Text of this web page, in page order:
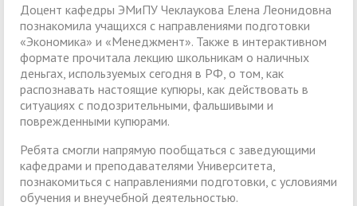
Доцент кафедры ЭМиПУ Чеклаукова Елена Леонидовна
познакомила учащихся с направлениями подготовки
«Экономика» и «Менеджмент». Также в интерактивном
формате прочитала лекцию школьникам о наличных
деньгах, используемых сегодня в РФ, о том, как
распознавать настоящие купюры, как действовать в
ситуациях с подозрительными, фальшивыми и
поврежденными купюрами.
Ребята смогли напрямую пообщаться с заведующими
кафедрами и преподавателями Университета,
познакомиться с направлениями подготовки, с условиями
обучения и внеучебной деятельностью.